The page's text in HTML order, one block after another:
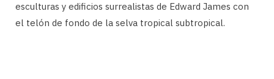
esculturas y edificios surrealistas de Edward James con
el telón de fondo de la selva tropical subtropical.